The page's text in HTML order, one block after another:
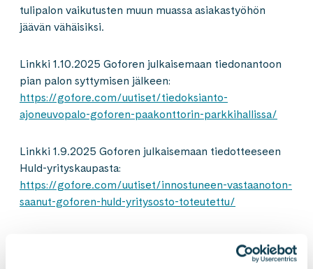
tulipalon vaikutusten muun muassa asiakastyöhön
jäävän vähäisiksi.
Linkki 1.10.2025 Goforen julkaisemaan tiedonantoon
pian palon syttymisen jälkeen:
https://gofore.com/uutiset/tiedoksianto-
ajoneuvopalo-goforen-paakonttorin-parkkihallissa/
Linkki 1.9.2025 Goforen julkaisemaan tiedotteeseen
Huld-yrityskaupasta:
https://gofore.com/uutiset/innostuneen-vastaanoton-
saanut-goforen-huld-yritysosto-toteutettu/